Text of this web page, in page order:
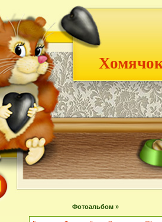
Фотоальбом »